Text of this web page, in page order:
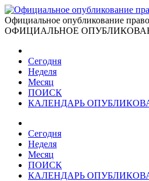
Официальное опубликование
ОФИЦИАЛЬНОЕ
Сегодня
Неделя
Месяц
ПОИСК
КАЛЕНДАРЬ
Сегодня
Неделя
Месяц
ПОИСК
КАЛЕНДАРЬ